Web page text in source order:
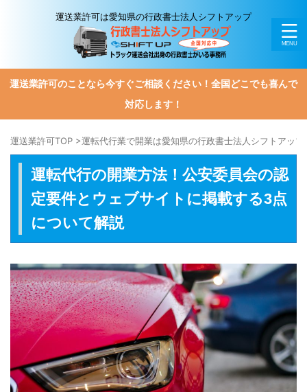
運送業許可は愛知県の行政書士法人シフトアップ
運送業許可のことなら今すぐご相談ください！全国どこでも喜んで
対応します！
運送業許可TOP >運転代行業で開業は愛知県の行政書士法人シフトアップ
運転代行の開業方法！公安委員会の認
定要件とウェブサイトに掲載する3点
について解説